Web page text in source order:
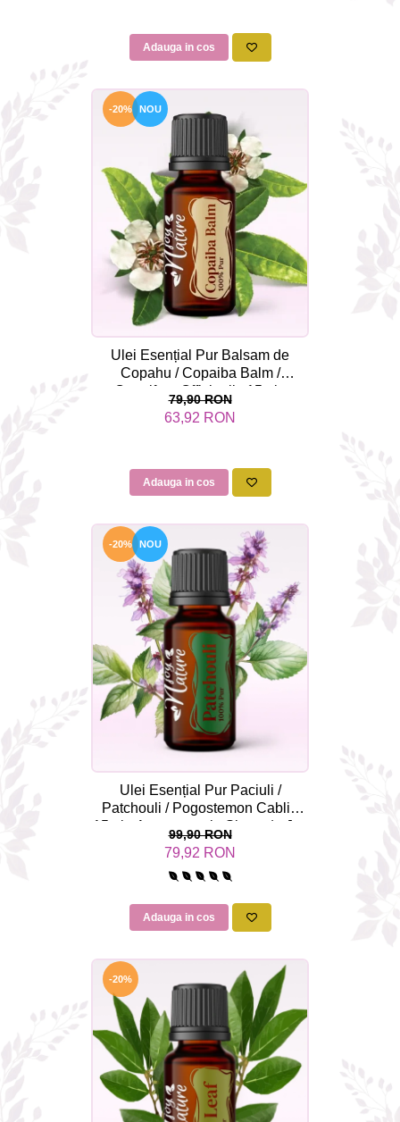
Adauga in cos
-20% NOU
Ulei Esențial Pur Balsam de
Copahu / Copaiba Balm /
Copaifera Officinalis 15ml -
Aromaterapie Sigura | nJoy
Nature
79,90 RON
63,92 RON
Adauga in cos
-20% NOU
Ulei Esențial Pur Paciuli /
Patchouli / Pogostemon Cablin
15ml - Aromaterapie Sigura | nJoy
Nature
99,90 RON
79,92 RON
Adauga in cos
-20%